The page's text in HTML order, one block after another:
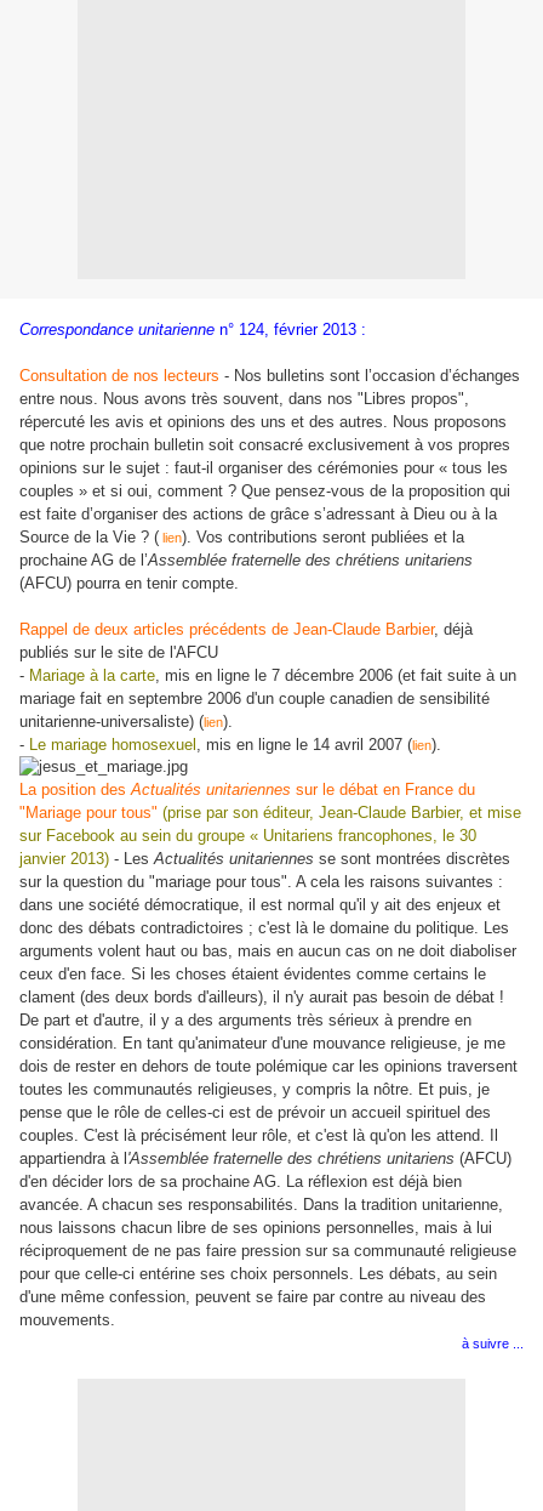
Correspondance unitarienne n° 124, février 2013 :
Consultation de nos lecteurs - Nos bulletins sont l’occasion d’échanges
entre nous. Nous avons très souvent, dans nos "Libres propos",
répercuté les avis et opinions des uns et des autres. Nous proposons
que notre prochain bulletin soit consacré exclusivement à vos propres
opinions sur le sujet : faut-il organiser des cérémonies pour « tous les
couples » et si oui, comment ? Que pensez-vous de la proposition qui
est faite d’organiser des actions de grâce s’adressant à Dieu ou à la
Source de la Vie ? ( lien). Vos contributions seront publiées et la
prochaine AG de l’Assemblée fraternelle des chrétiens unitariens
(AFCU) pourra en tenir compte.
Rappel de deux articles précédents de Jean-Claude Barbier, déjà
publiés sur le site de l'AFCU
- Mariage à la carte, mis en ligne le 7 décembre 2006 (et fait suite à un
mariage fait en septembre 2006 d'un couple canadien de sensibilité
unitarienne-universaliste) (lien).
- Le mariage homosexuel , mis en ligne le 14 avril 2007 (lien).
La position desActualités unitariennes sur le débat en France du
"Mariage pour tous" (prise par son éditeur, Jean-Claude Barbier, et mise
sur Facebook au sein du groupe « Unitariens francophones, le 30
janvier 2013) - LesActualités unitariennes se sont montrées discrètes
sur la question du "mariage pour tous". A cela les raisons suivantes :
dans une société démocratique, il est normal qu'il y ait des enjeux et
donc des débats contradictoires ; c'est là le domaine du politique. Les
arguments volent haut ou bas, mais en aucun cas on ne doit diaboliser
ceux d'en face. Si les choses étaient évidentes comme certains le
clament (des deux bords d'ailleurs), il n'y aurait pas besoin de débat !
De part et d'autre, il y a des arguments très sérieux à prendre en
considération. En tant qu'animateur d'une mouvance religieuse, je me
dois de rester en dehors de toute polémique car les opinions traversent
toutes les communautés religieuses, y compris la nôtre. Et puis, je
pense que le rôle de celles-ci est de prévoir un accueil spirituel des
couples. C'est là précisément leur rôle, et c'est là qu'on les attend. Il
appartiendra à l 'Assemblée fraternelle des chrétiens unitariens (AFCU)
d'en décider lors de sa prochaine AG. La réflexion est déjà bien
avancée. A chacun ses responsabilités. Dans la tradition unitarienne,
nous laissons chacun libre de ses opinions personnelles, mais à lui
réciproquement de ne pas faire pression sur sa communauté religieuse
pour que celle-ci entérine ses choix personnels. Les débats, au sein
d'une même confession, peuvent se faire par contre au niveau des
mouvements.
à suivre ...